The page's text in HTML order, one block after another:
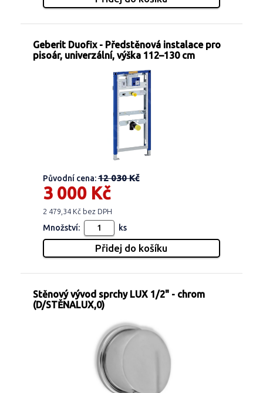
Geberit Duofix - Předstěnová instalace pro
pisoár, univerzální, výška 112–130 cm
Původní cena:12 030 Kč
3 000 Kč
2 479,34 Kč bez DPH
Množství: ks
Stěnový vývod sprchy LUX 1/2" - chrom
(D/STĚNALUX,0)